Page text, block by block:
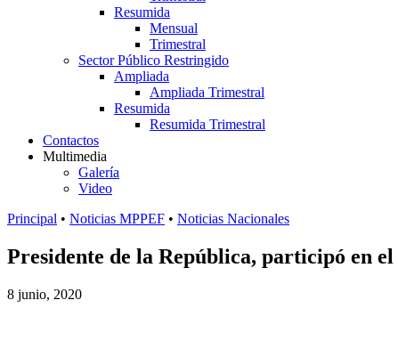
Resumida
Mensual
Trimestral
Sector Público Restringido
Ampliada
Ampliada Trimestral
Resumida
Resumida Trimestral
Contactos
Multimedia
Galería
Video
Principal • Noticias MPPEF • Noticias Nacionales
Presidente de la República, participó en
8 junio, 2020